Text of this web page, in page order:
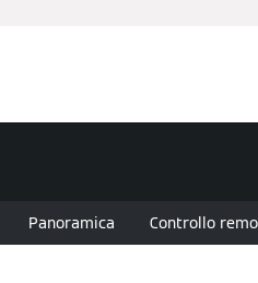
Panoramica Controllo